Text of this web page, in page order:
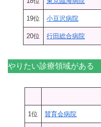
19位 小豆沢病院
20位 行田総合病院
やりたい診療領域がある
病
1位 賛育会病院